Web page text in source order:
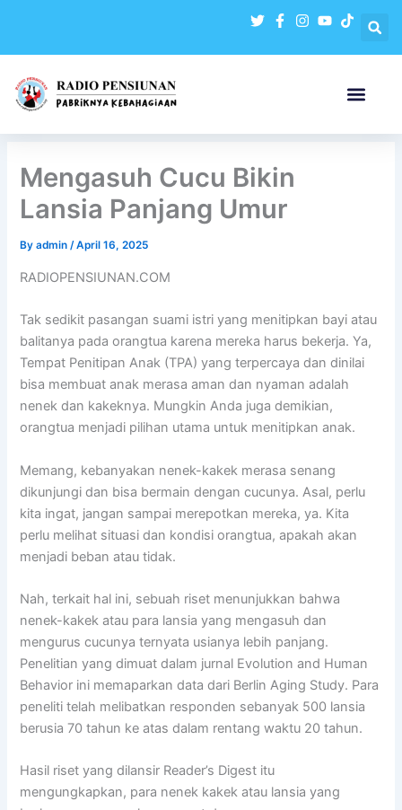
content
Mengasuh Cucu Bikin
Lansia Panjang Umur
Byadmin/April 16, 2025
RADIOPENSIUNAN.COM
Tak sedikit pasangan suami istri yang menitipkan bayi atau
balitanya pada orangtua karena mereka harus bekerja. Ya,
Tempat Penitipan Anak (TPA) yang terpercaya dan dinilai
bisa membuat anak merasa aman dan nyaman adalah
nenek dan kakeknya. Mungkin Anda juga demikian,
orangtua menjadi pilihan utama untuk menitipkan anak.
Memang, kebanyakan nenek-kakek merasa senang
dikunjungi dan bisa bermain dengan cucunya. Asal, perlu
kita ingat, jangan sampai merepotkan mereka, ya. Kita
perlu melihat situasi dan kondisi orangtua, apakah akan
menjadi beban atau tidak.
Nah, terkait hal ini, sebuah riset menunjukkan bahwa
nenek-kakek atau para lansia yang mengasuh dan
mengurus cucunya ternyata usianya lebih panjang.
Penelitian yang dimuat dalam jurnal Evolution and Human
Behavior ini memaparkan data dari Berlin Aging Study. Para
peneliti telah melibatkan responden sebanyak 500 lansia
berusia 70 tahun ke atas dalam rentang waktu 20 tahun.
Hasil riset yang dilansir Reader’s Digest itu
mengungkapkan, para nenek kakek atau lansia yang